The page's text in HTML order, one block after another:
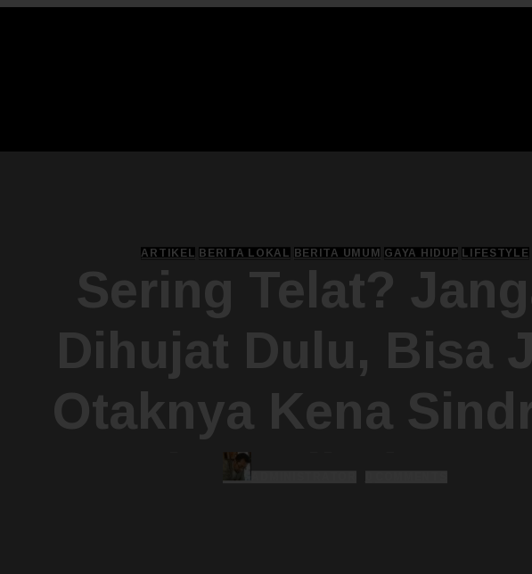
ARTIKEL BERITA LOKAL BERITA UMUM GAYA HIDUP LIFESTYLE
Sering Telat?
Dihujat Dulu, Bisa
Otaknya Kena
‘Time Blindness’!